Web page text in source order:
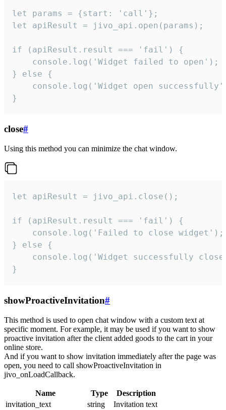
let params = {start: 'call'};
let apiResult = jivo_api.open(params);
if (apiResult.result === 'fail') {
    console.log('Widget failed to open');
} else {
console.log('Widget open
}
close#
Using this method you can minimize the chat window.
let apiResult = jivo_api.close();
if (apiResult.result === 'fail') {
    console.log('Failed to close widget');
} else {
console.log('Widget successfully
}
showProactiveInvitation#
This method is used to open chat window with a custom text at
specific moment. For example, it may be used if you want to show
proactive invitation after the client added goods to the cart in your
online store.
And if you want to show invitation immediately after the page was
open, you need to call showProactiveInvitation in
jivo_onLoadCallback.
Name Type
Description
invitation_text
string
Invitation text